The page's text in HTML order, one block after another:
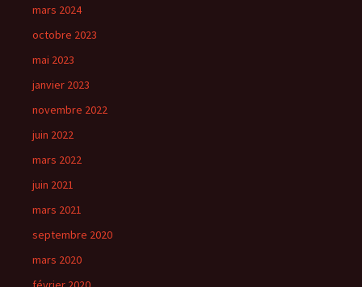
mars 2024
octobre 2023
mai 2023
janvier 2023
novembre 2022
juin 2022
mars 2022
juin 2021
mars 2021
septembre 2020
mars 2020